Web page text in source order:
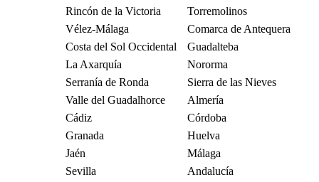
Rincón de la Victoria
Torremolinos
Vélez-Málaga
Comarca de Antequera
Costa del Sol Occidental
Guadalteba
La Axarquía
Nororma
Serranía de Ronda
Sierra de las Nieves
Valle del Guadalhorce
Almería
Cádiz
Córdoba
Granada
Huelva
Jaén
Málaga
Sevilla
Andalucía